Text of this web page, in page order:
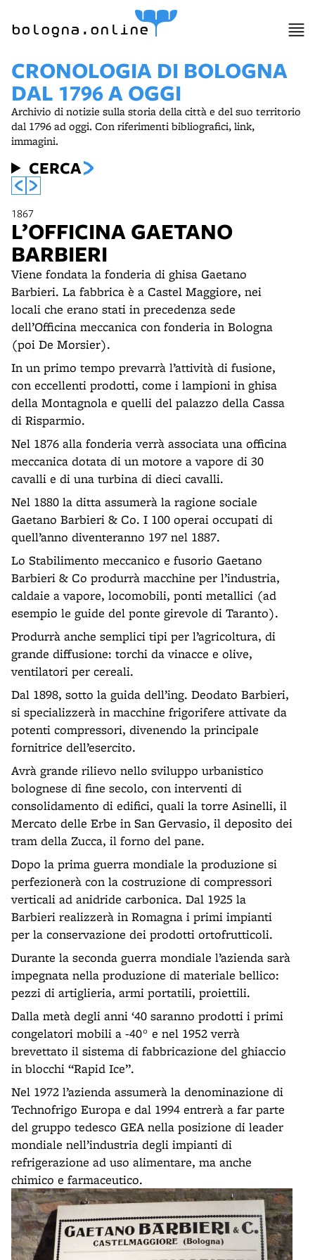
bologna.online
CRONOLOGIA DI BOLOGNA
DAL 1796 A OGGI
Archivio di notizie sulla storia della città e del suo territorio
dal 1796 ad oggi. Con riferimenti bibliografici, link,
immagini.
CERCA
1867
L’OFFICINA GAETANO
BARBIERI
Viene fondata la fonderia di ghisa Gaetano
Barbieri. La fabbrica è a Castel Maggiore, nei
locali che erano stati in precedenza sede
dell’Officina meccanica con fonderia in Bologna
(poi De Morsier).
In un primo tempo prevarrà l’attività di fusione,
con eccellenti prodotti, come i lampioni in ghisa
della Montagnola e quelli del palazzo della Cassa
di Risparmio.
Nel 1876 alla fonderia verrà associata una officina
meccanica dotata di un motore a vapore di 30
cavalli e di una turbina di dieci cavalli.
Nel 1880 la ditta assumerà la ragione sociale
Gaetano Barbieri & Co. I 100 operai occupati di
quell’anno diventeranno 197 nel 1887.
Lo Stabilimento meccanico e fusorio Gaetano
Barbieri & Co produrrà macchine per l’industria,
caldaie a vapore, locomobili, ponti metallici (ad
esempio le guide del ponte girevole di Taranto).
Produrrà anche semplici tipi per l’agricoltura, di
grande diffusione: torchi da vinacce e olive,
ventilatori per cereali.
Dal 1898, sotto la guida dell’ing. Deodato Barbieri,
si specializzerà in macchine frigorifere attivate da
potenti compressori, divenendo la principale
fornitrice dell’esercito.
Avrà grande rilievo nello sviluppo urbanistico
bolognese di fine secolo, con interventi di
consolidamento di edifici, quali la torre Asinelli, il
Mercato delle Erbe in San Gervasio, il deposito dei
tram della Zucca, il forno del pane.
Dopo la prima guerra mondiale la produzione si
perfezionerà con la costruzione di compressori
verticali ad anidride carbonica. Dal 1925 la
Barbieri realizzerà in Romagna i primi impianti
per la conservazione dei prodotti ortofrutticoli.
Durante la seconda guerra mondiale l’azienda sarà
impegnata nella produzione di materiale bellico:
pezzi di artiglieria, armi portatili, proiettili.
Dalla metà degli anni ‘40 saranno prodotti i primi
congelatori mobili a -40° e nel 1952 verrà
brevettato il sistema di fabbricazione del ghiaccio
in blocchi “Rapid Ice”.
Nel 1972 l’azienda assumerà la denominazione di
Technofrigo Europa e dal 1994 entrerà a far parte
del gruppo tedesco GEA nella posizione di leader
mondiale nell’industria degli impianti di
refrigerazione ad uso alimentare, ma anche
chimico e farmaceutico.